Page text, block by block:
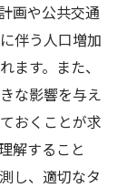
解
用
る
定への影響
画や公共交通
伴う人口増加
ます。また、
な影響を与え
おくことが求
解すること
し、適切なタ